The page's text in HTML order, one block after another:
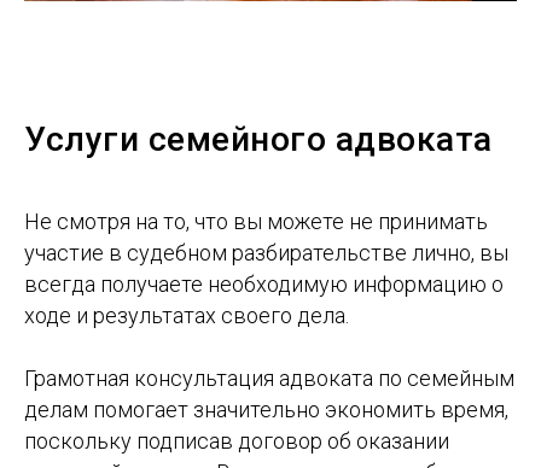
Услуги семейного адвоката
Не смотря на то, что вы можете не принимать
участие в судебном разбирательстве лично, вы
всегда получаете необходимую информацию о
ходе и результатах своего дела.
Грамотная консультация адвоката по семейным
делам помогает значительно экономить время,
поскольку подписав договор об оказании